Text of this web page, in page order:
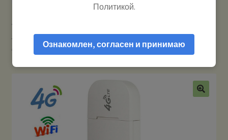
Мой аккаунт
интернета
Роутеры Wi-Fi и модемы мобильного интернета
Орбита OT-PCK29 4G USB модем (Wi-Fi)
Политикой.
Ознакомлен, согласен и принимаю